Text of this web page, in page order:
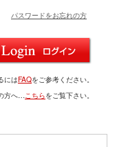
パスワードをお忘れの方
にはFAQをご参考ください。
方へ…こちらをご覧下さい。